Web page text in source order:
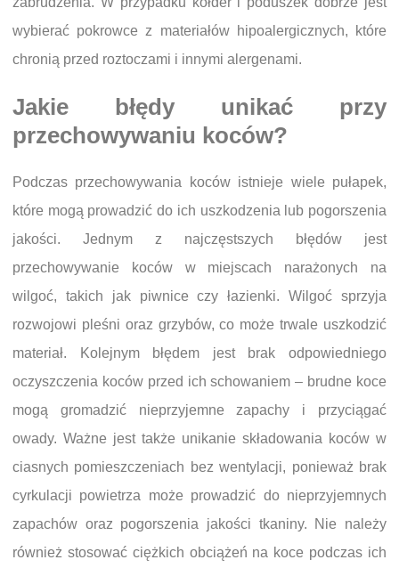
wybierać pokrowce z materiałów hipoalergicznych, które
chronią przed roztoczami i innymi alergenami.
Jakie błędy unikać przy
przechowywaniu koców?
Podczas przechowywania koców istnieje wiele pułapek,
które mogą prowadzić do ich uszkodzenia lub pogorszenia
jakości. Jednym z najczęstszych błędów jest
przechowywanie koców w miejscach narażonych na
wilgoć, takich jak piwnice czy łazienki. Wilgoć sprzyja
rozwojowi pleśni oraz grzybów, co może trwale uszkodzić
materiał. Kolejnym błędem jest brak odpowiedniego
oczyszczenia koców przed ich schowaniem – brudne koce
mogą gromadzić nieprzyjemne zapachy i przyciągać
owady. Ważne jest także unikanie składowania koców w
ciasnych pomieszczeniach bez wentylacji, ponieważ brak
cyrkulacji powietrza może prowadzić do nieprzyjemnych
zapachów oraz pogorszenia jakości tkaniny. Nie należy
również stosować ciężkich obciążeń na koce podczas ich